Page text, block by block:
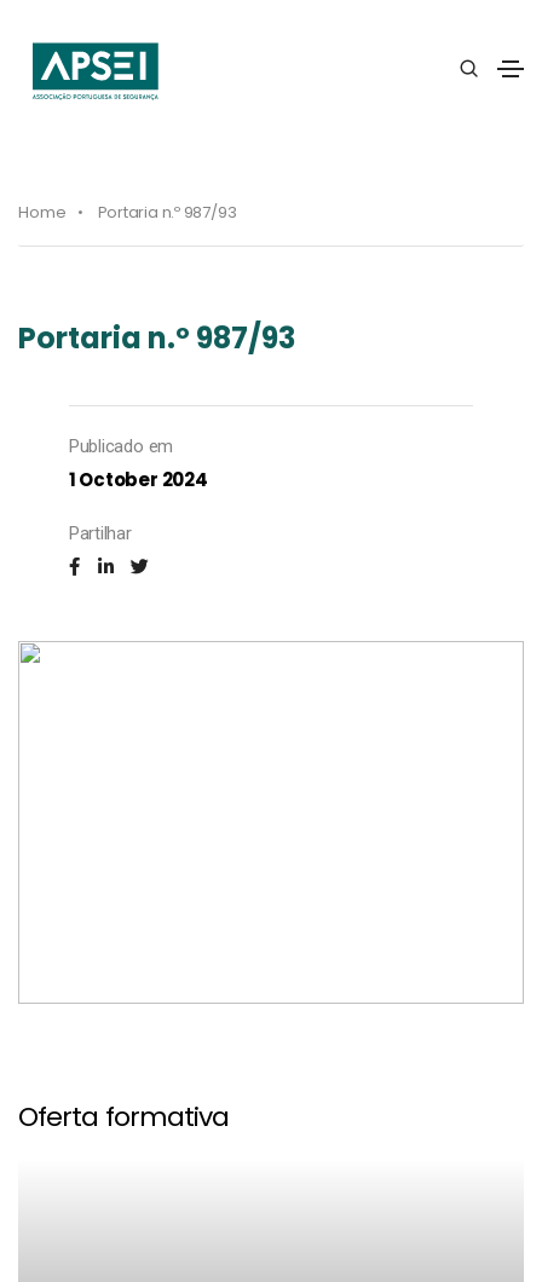
Home Portaria n.º 987/93
Portaria n.º 987/93
Publicado em
1 October 2024
Partilhar
Oferta formativa